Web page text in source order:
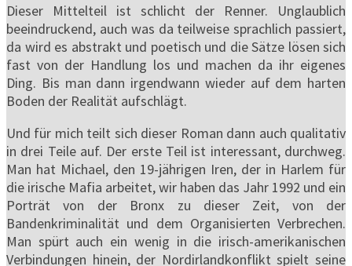
Dieser Mittelteil ist schlicht der Renner. Unglaublich
beeindruckend, auch was da teilweise sprachlich passiert,
da wird es abstrakt und poetisch und die Sätze lösen sich
fast von der Handlung los und machen da ihr eigenes
Ding. Bis man dann irgendwann wieder auf dem harten
Boden der Realität aufschlägt.
Und für mich teilt sich dieser Roman dann auch qualitativ
in drei Teile auf. Der erste Teil ist interessant, durchweg.
Man hat Michael, den 19-jährigen Iren, der in Harlem für
die irische Mafia arbeitet, wir haben das Jahr 1992 und ein
Porträt von der Bronx zu dieser Zeit, von der
Bandenkriminalität und dem Organisierten Verbrechen.
Man spürt auch ein wenig in die irisch-amerikanischen
Verbindungen hinein, der Nordirlandkonflikt spielt seine